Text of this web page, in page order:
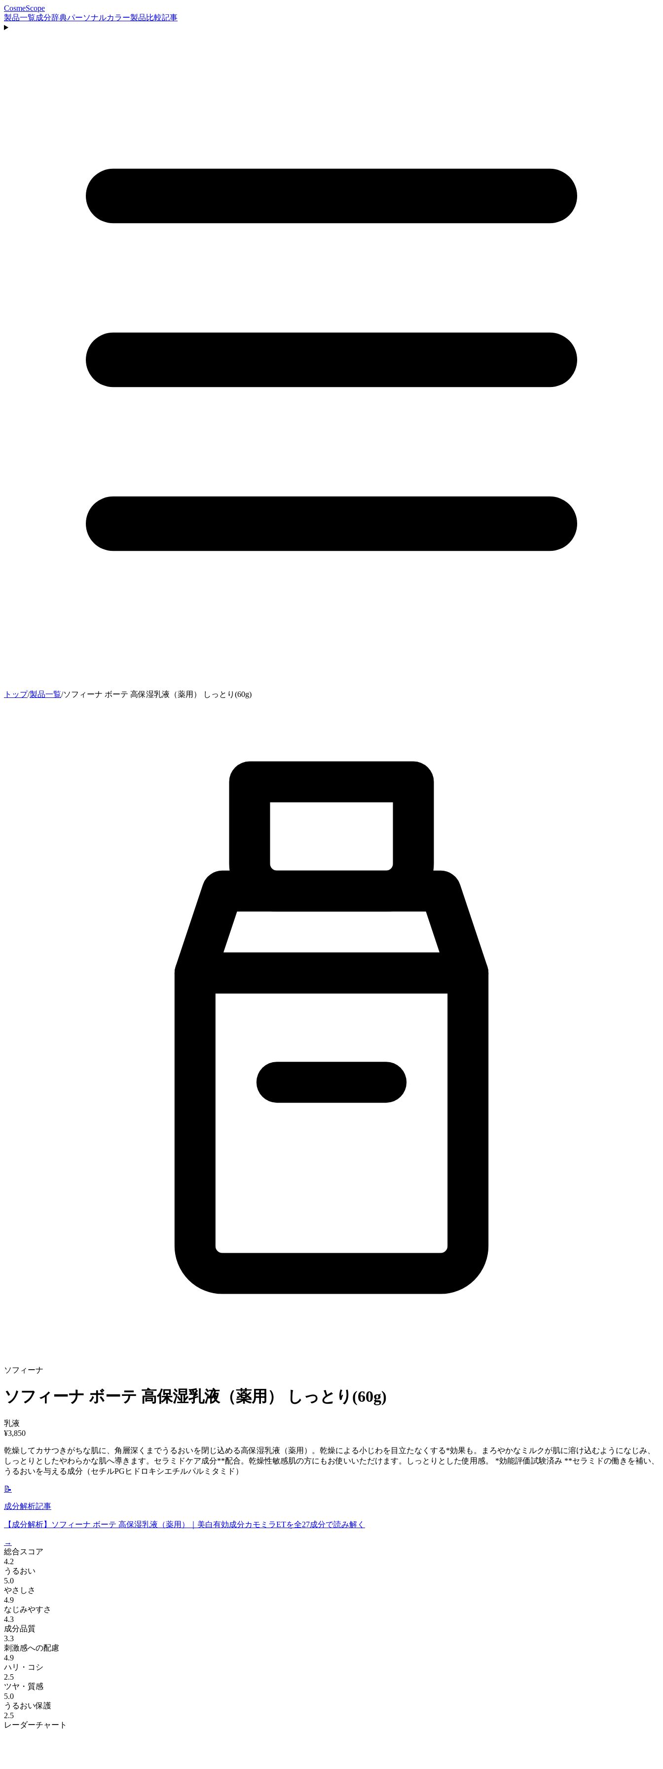
CosmeScope
製品一覧成分辞典パーソナルカラー製品比較記事
トップ/製品一覧/ソフィーナ ボーテ 高保湿乳液（薬用） しっとり(60g)
ソフィーナ
ソフィーナ ボーテ 高保湿乳液（薬用） しっとり(60g)
乳液
¥3,850
乾燥してカサつきがちな肌に、角層深くまでうるおいを閉じ込める高保湿乳液（薬用）。乾燥による小じわを目立たなくする*効果も。まろやかなミルクが肌に溶け込むようになじみ、
しっとりとしたやわらかな肌へ導きます。セラミドケア成分**配合。乾燥性敏感肌の方にもお使いいただけます。しっとりとした使用感。 *効能評価試験済み **セラミドの働きを補い、
うるおいを与える成分（セチルPGヒドロキシエチルパルミタミド）
📝
成分解析記事
【成分解析】ソフィーナ ボーテ 高保湿乳液（薬用）｜美白有効成分カモミラETを全27成分で読み解く
→
総合スコア
4.2
うるおい
5.0
やさしさ
4.9
なじみやすさ
4.3
成分品質
3.3
刺激感への配慮
4.9
ハリ・コシ
2.5
ツヤ・質感
5.0
うるおい保護
2.5
レーダーチャート